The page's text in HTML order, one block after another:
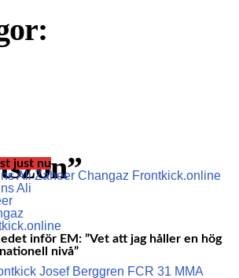
just nu
inför EM: ”Vet att jag håller en hög
nivå”